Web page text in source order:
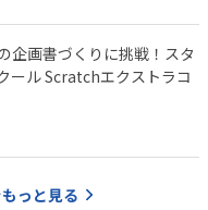
企画書づくりに挑戦！スタ
ール Scratchエクストラコ
っと見る